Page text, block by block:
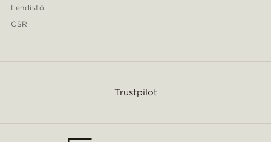
Lehdistö
CSR
Trustpilot